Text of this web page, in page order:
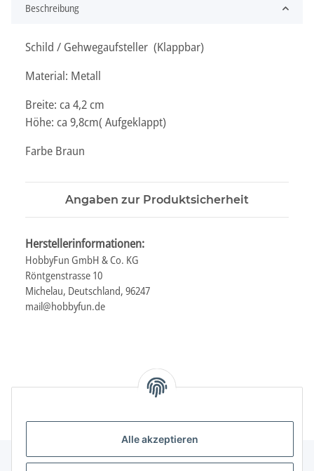
Alle akzeptieren
Beschreibung
Schild / Gehwegaufsteller (Klappbar)
Material: Metall
Breite: ca 4,2 cm
Höhe: ca 9,8cm( Aufgeklappt)
Farbe Braun
Angaben zur Produktsicherheit
Herstellerinformationen:
HobbyFun GmbH & Co. KG
Röntgenstrasse 10
Michelau, Deutschland, 96247
mail@hobbyfun.de